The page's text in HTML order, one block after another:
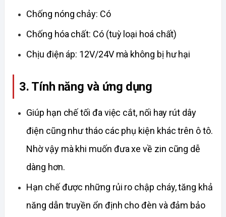
Chống nóng chảy: Có
Chống hóa chất: Có (tuỳ loại hoá chất)
Chịu điện áp: 12V/24V mà không bị hư hại
3. Tính năng và ứng dụng
Giúp hạn chế tối đa việc cắt, nối hay rút dây
điện cũng như tháo các phụ kiện khác trên ô tô.
Nhờ vậy mà khi muốn đưa xe về zin cũng dễ
dàng hơn.
Hạn chế được những rủi ro chập cháy, tăng khả
năng dẫn truyền ổn định cho đèn và đảm bảo